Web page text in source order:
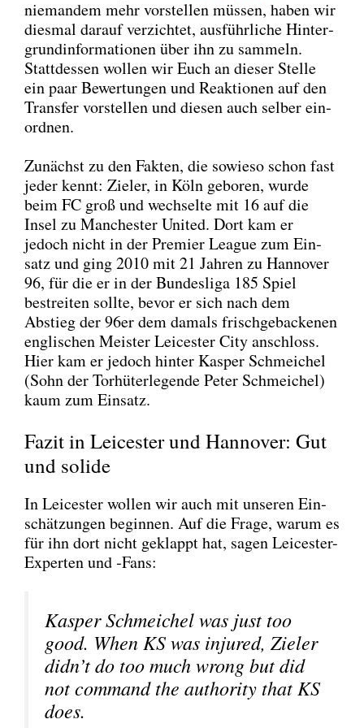
nie­man­dem mehr vor­stel­len müs­sen, haben wir
dies­mal dar­auf ver­zich­tet, aus­führ­li­che Hin­ter­
grund­in­for­ma­tio­nen über ihn zu sam­meln.
Statt­des­sen wol­len wir Euch an die­ser Stel­le
ein paar Bewer­tun­gen und Reak­tio­nen auf den
Trans­fer vor­stel­len und die­sen auch sel­ber ein­
ord­nen.
Zunächst zu den Fak­ten, die sowie­so schon fast
jeder kennt: Zie­l­er, in Köln gebo­ren, wur­de
beim FC groß und wech­sel­te mit 16 auf die
Insel zu Man­ches­ter United. Dort kam er
jedoch nicht in der Pre­mier League zum Ein­
satz und ging 2010 mit 21 Jah­ren zu Han­no­ver
96, für die er in der Bun­des­li­ga 185 Spiel
bestrei­ten soll­te, bevor er sich nach dem
Abstieg der 96er dem damals frisch­ge­ba­cke­nen
eng­li­schen Meis­ter Lei­ces­ter City anschloss.
Hier kam er jedoch hin­ter Kas­per Schmei­chel
(Sohn der Tor­hü­ter­le­gen­de Peter Schmei­chel)
kaum zum Ein­satz.
Fazit in Leicester und Hannover: Gut
und solide
In Lei­ces­ter wol­len wir auch mit unse­ren Ein­
schät­zun­gen begin­nen. Auf die Fra­ge, war­um es
für ihn dort nicht geklappt hat, sagen Lei­ces­ter-
Exper­ten und ‑Fans:
Kas­per Schmei­chel was just too
good. When KS was inju­red, Zie­l­er
did­n’t do too much wrong but did
not com­mand the aut­ho­ri­ty that KS
does.